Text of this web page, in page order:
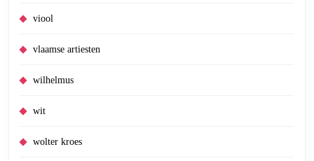
viool
vlaamse artiesten
wilhelmus
wit
wolter kroes